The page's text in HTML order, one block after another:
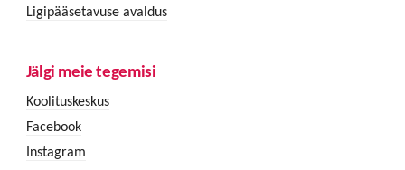
Ligipääsetavuse avaldus
Jälgi meie tegemisi
Koolituskeskus
Facebook
Instagram